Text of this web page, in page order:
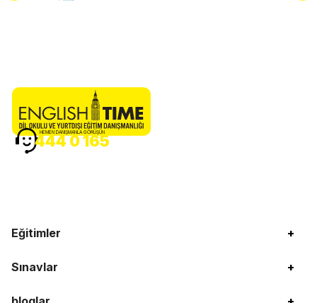
Eğitimler +
Sınavlar +
HEMEN DANIŞMANLA GÖRÜŞÜN
444 0 165